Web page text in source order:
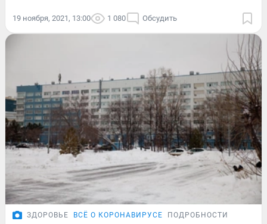
19 ноября, 2021, 13:00 1 080 Обсудить
ЗДОРОВЬЕ ВСЁ О КОРОНАВИРУСЕ ПОДРОБНОСТИ